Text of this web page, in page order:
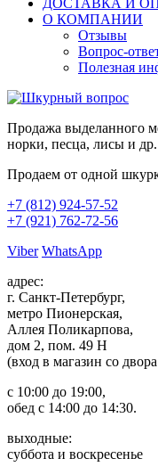
ДОСТАВКА И
О КОМПАНИИ
Отзывы
Вопрос-
Полезная
Продажа выделанного
норки, песца, лисы и др.
Продаем от одной
+7 (812) 924-57-52
+7 (921) 762-72-56
Viber WhatsApp
адрес:
г. Санкт-Петербург,
метро Пионерская,
Аллея Поликарпова,
дом 2, пом. 49 Н
(вход в магазин со
с 10:00 до 19:00,
обед с 14:00 до 14:30.
выходные:
суббота и воскресенье